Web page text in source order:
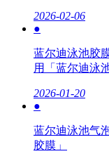
2026-02-06
●
蓝尔迪泳池胶
用「蓝尔迪泳
2026-01-20
●
蓝尔迪泳池气
胶膜」